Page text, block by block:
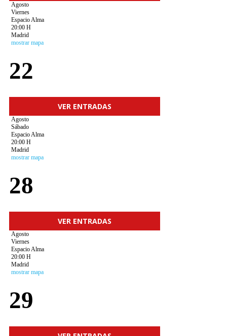
Agosto
Viernes
Espacio Alma
20:00 H
Madrid
mostrar mapa
22
VER ENTRADAS
Agosto
Sábado
Espacio Alma
20:00 H
Madrid
mostrar mapa
28
VER ENTRADAS
Agosto
Viernes
Espacio Alma
20:00 H
Madrid
mostrar mapa
29